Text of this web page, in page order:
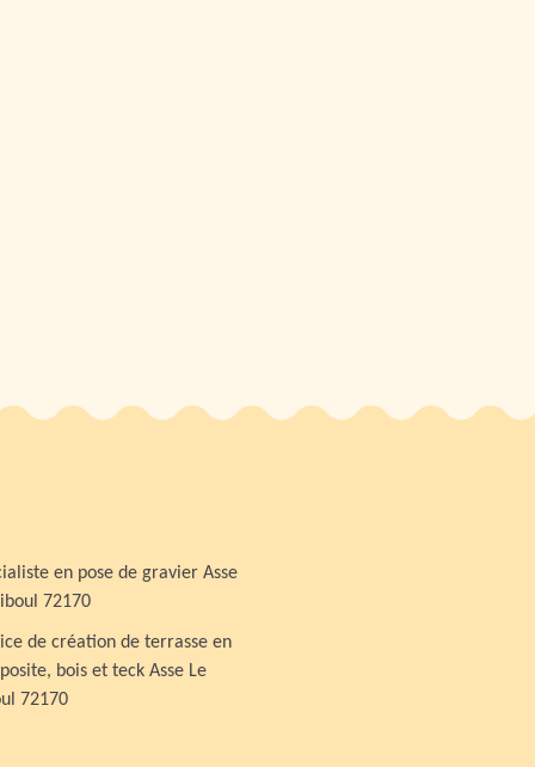
en pose de gravier Asse
72170
de création de terrasse en
bois et teck Asse Le
72170